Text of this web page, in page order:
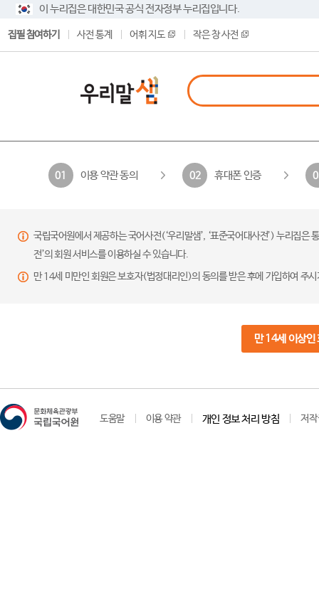
이 누리집은 대한민국 공식 전자정부 누리집입니다.
집필 참여하기 사전 통계 어휘 지도 작은 창 사전
01 이용 약관 동의 02 휴대폰 인증
국립국어원에서 제공하는 국어사전(‘우리말샘’, ‘표준국어대사전’) 누리집
전’의 회원 서비스를 이용하실 수 있습니다.
만 14세 미만인 회원은 보호자(법정대리인)의 동의를 받은 후에 가입하여 주
만 14세 이상인
도움말 이용 약관 개인 정보 처리 방침 저